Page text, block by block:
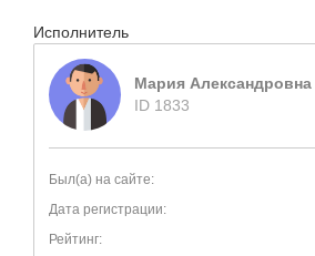
Исполнитель
Мария Александровна
ID 1833
Был(а) на сайте:
Дата регистрации:
Рейтинг: